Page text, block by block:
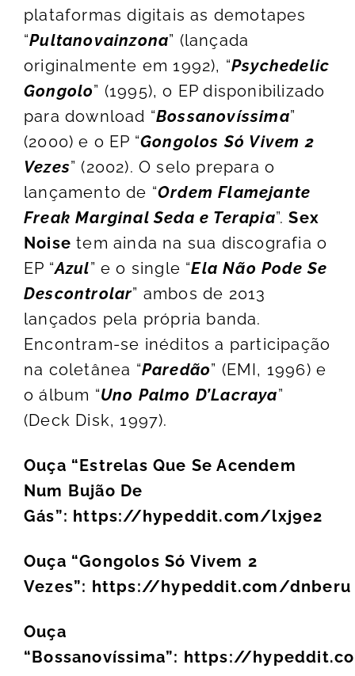
plataformas digitais as demotapes
“Pultanovainzona” (lançada
originalmente em 1992), “Psychedelic
Gongolo” (1995), o EP disponibilizado
para download “Bossanovíssima”
(2000) e o EP “Gongolos Só Vivem 2
Vezes” (2002). O selo prepara o
lançamento de “Ordem Flamejante
Freak Marginal Seda e Terapia”.Sex
Noise tem ainda na sua discografia o
EP “Azul” e o single “Ela Não Pode Se
Descontrolar” ambos de 2013
lançados pela própria banda.
Encontram-se inéditos a participação
na coletânea “Paredão” (EMI, 1996) e
o álbum “Uno Palmo D’Lacraya”
(Deck Disk, 1997).
Ouça “Estrelas Que Se Acendem
Num Bujão De
Gás”: https://hypeddit.com/lxj9e2
Ouça “Gongolos Só Vivem 2
Vezes”: https://hypeddit.com/dnberu
Ouça
“Bossanovíssima”: https://